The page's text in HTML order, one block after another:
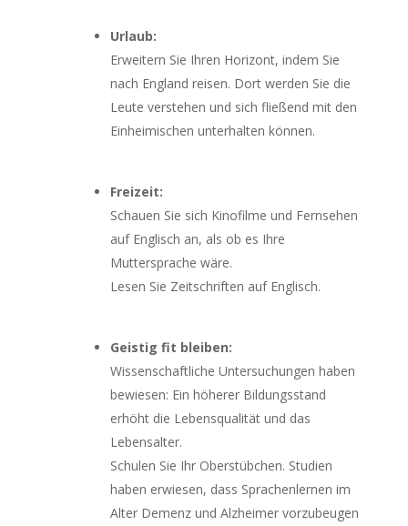
Urlaub:
Erweitern Sie Ihren Horizont, indem Sie
nach England reisen. Dort werden Sie die
Leute verstehen und sich fließend mit den
Einheimischen unterhalten können.
Freizeit:
Schauen Sie sich Kinofilme und Fernsehen
auf Englisch an, als ob es Ihre
Muttersprache wäre.
Lesen Sie Zeitschriften auf Englisch.
Geistig fit bleiben:
Wissenschaftliche Untersuchungen haben
bewiesen: Ein höherer Bildungsstand
erhöht die Lebensqualität und das
Lebensalter.
Schulen Sie Ihr Oberstübchen. Studien
haben erwiesen, dass Sprachenlernen im
Alter Demenz und Alzheimer vorzubeugen